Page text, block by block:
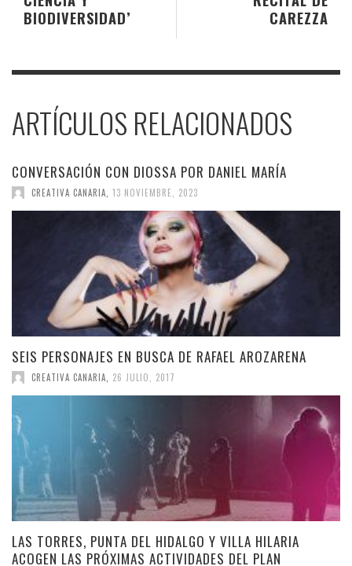
CAREZZA
BIODIVERSIDAD’
ARTÍCULOS RELACIONADOS
CONVERSACIÓN CON DIOSSA POR DANIEL MARÍA
CREATIVA CANARIA 13 NOVIEMBRE, 2023
SEIS PERSONAJES EN BUSCA DE RAFAEL AROZARENA
CREATIVA CANARIA 26 JULIO, 2017
LAS TORRES, PUNTA DEL HIDALGO Y VILLA HILARIA
ACOGEN LAS PRÓXIMAS ACTIVIDADES DEL PLAN